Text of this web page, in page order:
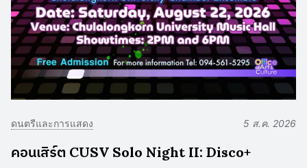
ดนตรีและการแสดง 5 ส.ค. 2026
คอนเสิร์ต CUSV Solo Night II: Disco+